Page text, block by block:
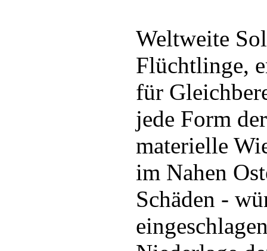
Weltweite
Flüchtlinge,
für
jede Form
materielle
im Nahen
Schäden -